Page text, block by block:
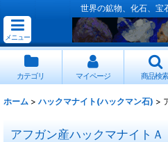
世界の鉱物、化石、宝
メニュー
カテゴリ マイページ 商品検
ホーム > ハックマナイト(ハックマン石) >
アフガン産ハックマナイトＡ